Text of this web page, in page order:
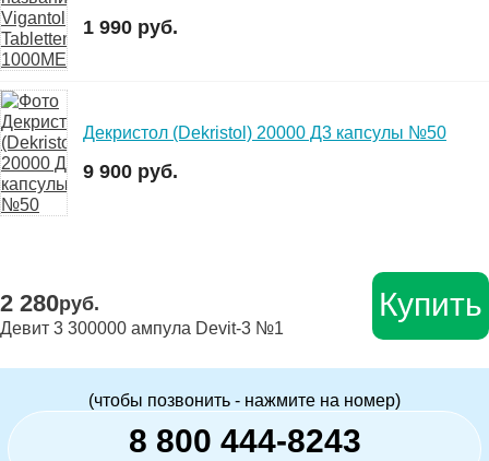
1 990 руб.
Декристол (Dekristol) 20000 Д3 капсулы №50
9 900 руб.
2 280руб.
Девит 3 300000 ампула Devit-3 №1
Купить
(чтобы позвонить - нажмите на номер)
8 800 444-8243